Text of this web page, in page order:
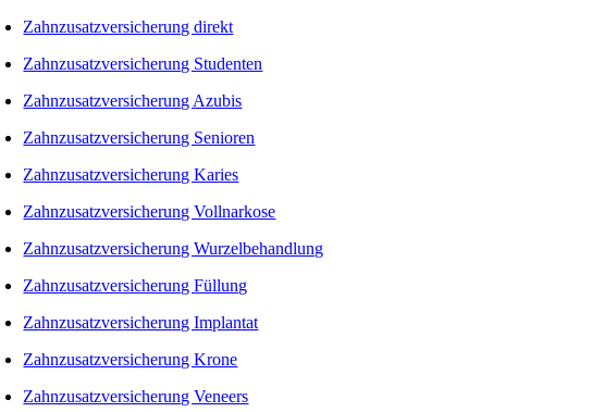
Zahnzusatzversicherung direkt
Zahnzusatzversicherung Studenten
Zahnzusatzversicherung Azubis
Zahnzusatzversicherung Senioren
Zahnzusatzversicherung Karies
Zahnzusatzversicherung Vollnarkose
Zahnzusatzversicherung Wurzelbehandlung
Zahnzusatzversicherung Füllung
Zahnzusatzversicherung Implantat
Zahnzusatzversicherung Krone
Zahnzusatzversicherung Veneers